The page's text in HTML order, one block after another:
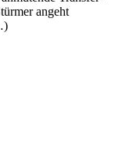
angeht